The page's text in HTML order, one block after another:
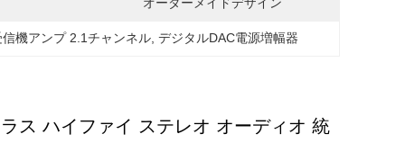
機アンプ 2.1チャンネル , デジタルDAC電源増幅器
ス ハイファイ ステレオ オーディオ 統